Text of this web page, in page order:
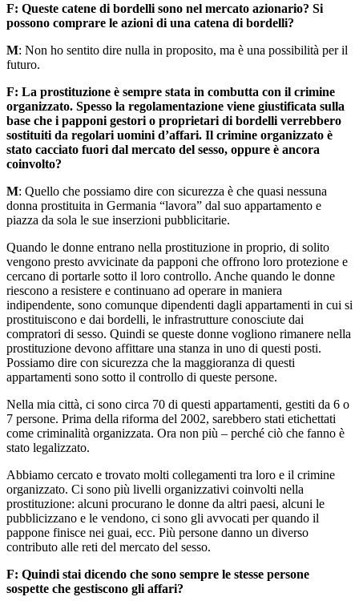
F: Queste catene di bordelli sono nel mercato azionario? Si
possono comprare le azioni di una catena di bordelli?
M: Non ho sentito dire nulla in proposito, ma è una possibilità per il
futuro.
F: La prostituzione è sempre stata in combutta con il crimine
organizzato. Spesso la regolamentazione viene giustificata sulla
base che i papponi gestori o proprietari di bordelli verrebbero
sostituiti da regolari uomini d’affari. Il crimine organizzato è
stato cacciato fuori dal mercato del sesso, oppure è ancora
coinvolto?
M: Quello che possiamo dire con sicurezza è che quasi nessuna
donna prostituita in Germania “lavora” dal suo appartamento e
piazza da sola le sue inserzioni pubblicitarie.
Quando le donne entrano nella prostituzione in proprio, di solito
vengono presto avvicinate da papponi che offrono loro protezione e
cercano di portarle sotto il loro controllo. Anche quando le donne
riescono a resistere e continuano ad operare in maniera
indipendente, sono comunque dipendenti dagli appartamenti in cui si
prostituiscono e dai bordelli, le infrastrutture conosciute dai
compratori di sesso. Quindi se queste donne vogliono rimanere nella
prostituzione devono affittare una stanza in uno di questi posti.
Possiamo dire con sicurezza che la maggioranza di questi
appartamenti sono sotto il controllo di queste persone.
Nella mia città, ci sono circa 70 di questi appartamenti, gestiti da 6 o
7 persone. Prima della riforma del 2002, sarebbero stati etichettati
come criminalità organizzata. Ora non più – perché ciò che fanno è
stato legalizzato.
Abbiamo cercato e trovato molti collegamenti tra loro e il crimine
organizzato. Ci sono più livelli organizzativi coinvolti nella
prostituzione: alcuni procurano le donne da altri paesi, alcuni le
pubblicizzano e le vendono, ci sono gli avvocati per quando il
pappone finisce nei guai, ecc. Più persone danno un diverso
contributo alle reti del mercato del sesso.
F: Quindi stai dicendo che sono sempre le stesse persone
sospette che gestiscono gli affari?